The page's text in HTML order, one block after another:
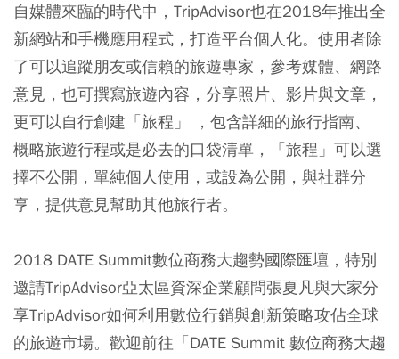
自媒體來臨的時代中，TripAdvisor也在2018年推出全
新網站和手機應用程式，打造平台個人化。使用者除
了可以追蹤朋友或信賴的旅遊專家，參考媒體、網路
意見，也可撰寫旅遊內容，分享照片、影片與文章，
更可以自行創建「旅程」 ，包含詳細的旅行指南、
概略旅遊行程或是必去的口袋清單，「旅程」可以選
擇不公開，單純個人使用，或設為公開，與社群分
享，提供意見幫助其他旅行者。
2018 DATE Summit數位商務大趨勢國際匯壇，特別
邀請TripAdvisor亞太區資深企業顧問張夏凡與大家分
享TripAdvisor如何利用數位行銷與創新策略攻佔全球
的旅遊市場。歡迎前往「DATE Summit 數位商務大趨